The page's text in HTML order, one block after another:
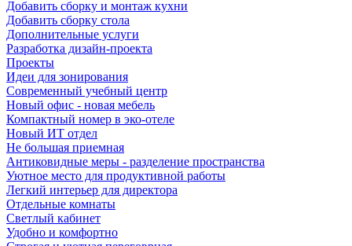
Добавить сборку и монтаж кухни
Добавить сборку стола
Дополнительные услуги
Разработка дизайн-проекта
Проекты
Идеи для зонирования
Современный учебный центр
Новый офис - новая мебель
Компактный номер в эко-отеле
Новый ИТ отдел
Не большая приемная
Антиковидные меры - разделение пространства
Уютное место для продуктивной работы
Легкий интерьер для директора
Отдельные комнаты
Светлый кабинет
Удобно и комфортно